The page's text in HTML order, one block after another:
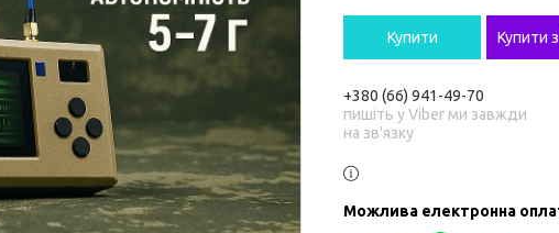
Купити Купити з
+380 (66) 941-49-70
пишіть у Viber ми завжди
на зв'язку